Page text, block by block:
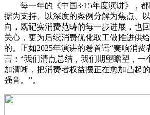
每一年的《中国3·15年度演讲》，都
据为支持、以深度的案例分解为焦点、
向，既记实消费范畴的每一步进展，也
关心，更为后续消费优化取工做推进供
的。正如2025年演讲的卷首语“奏响消费
言：“我们清点总结，我们期望瞻望，一
加清晰，把消费者权益摆正在愈加凸起
强音。”。